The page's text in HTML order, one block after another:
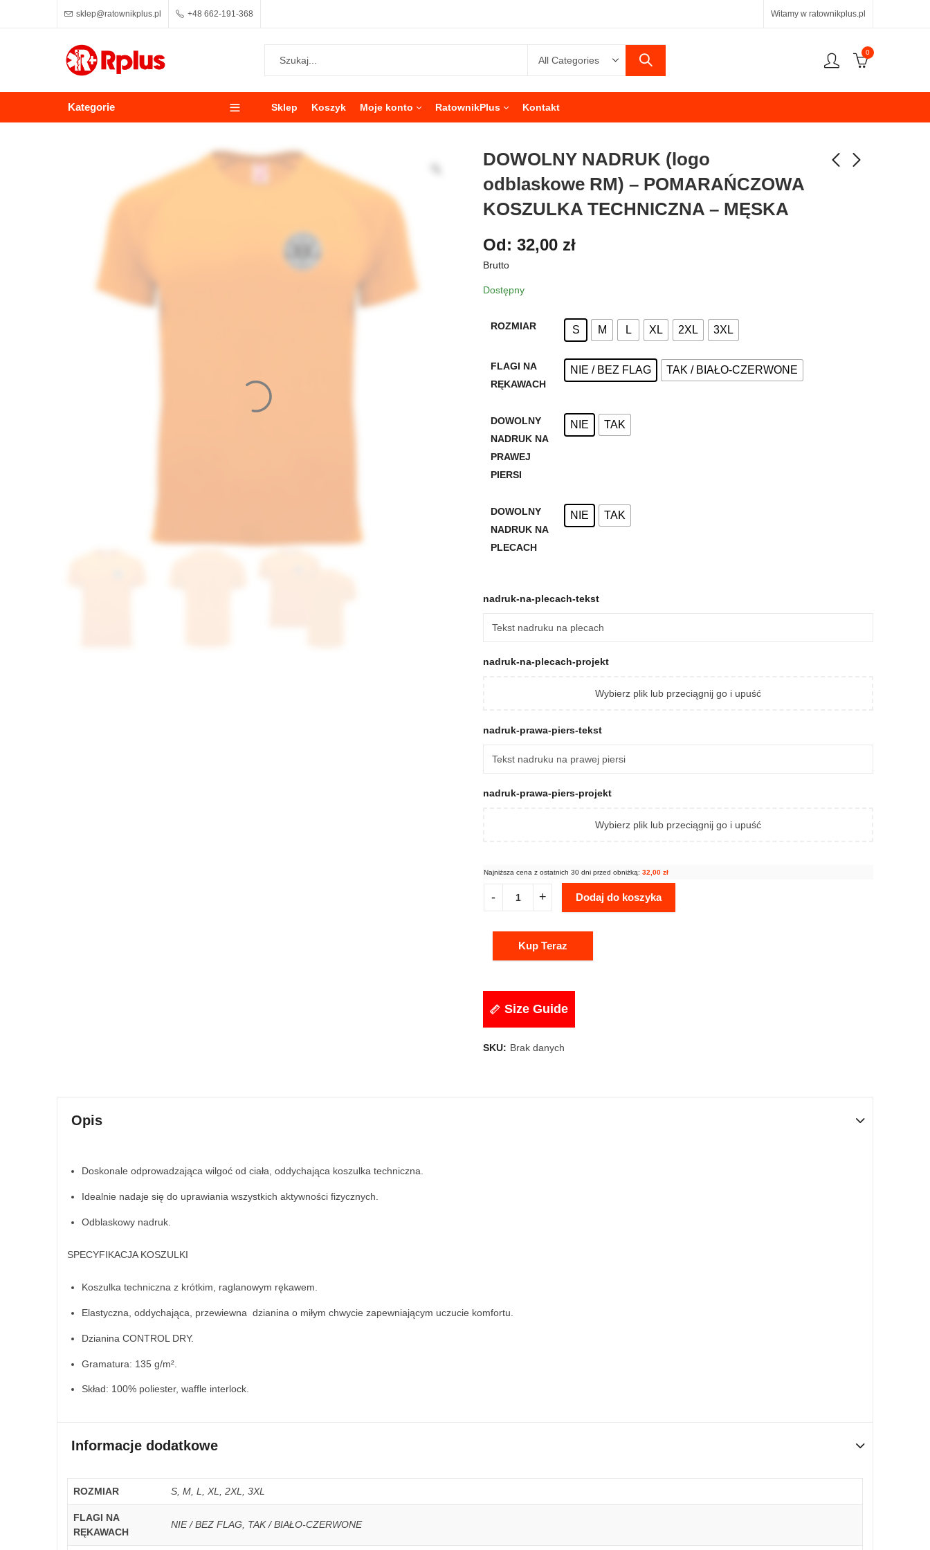
sklep@ratownikplus.pl +48 662-191-368 Witamy w ratownikplus.pl
0
Kategorie Sklep Koszyk Moje konto RatownikPlus Kontakt
DOWOLNY NADRUK (logo
odblaskowe RM) – POMARAŃCZOWA
KOSZULKA TECHNICZNA – MĘSKA
Od: 32,00 zł
Brutto
Dostępny
ROZMIAR S M L XL 2XL 3XL
FLAGI NA
RĘKAWACH
NIE / BEZ FLAG TAK / BIAŁO-CZERWONE
DOWOLNY
NADRUK NA
PRAWEJ
PIERSI
NIE TAK
DOWOLNY
NADRUK NA
PLECACH
NIE TAK
nadruk-na-plecach-tekst
nadruk-na-plecach-projekt
Wybierz plik lub przeciągnij go i upuść
nadruk-prawa-piers-tekst
nadruk-prawa-piers-projekt
Wybierz plik lub przeciągnij go i upuść
Najniższa cena z ostatnich 30 dni przed obniżką: 32,00 zł
Dodaj do koszyka
Kup Teraz
Size Guide
SKU: Brak danych
Opis
Doskonale odprowadzająca wilgoć od ciała, oddychająca koszulka techniczna.
Idealnie nadaje się do uprawiania wszystkich aktywności fizycznych.
Odblaskowy nadruk.
SPECYFIKACJA KOSZULKI
Koszulka techniczna z krótkim, raglanowym rękawem.
Elastyczna, oddychająca, przewiewna dzianina o miłym chwycie zapewniającym uczucie komfortu.
Dzianina CONTROL DRY.
Gramatura: 135 g/m².
Skład: 100% poliester, waffle interlock.
Informacje dodatkowe
ROZMIAR S, M, L, XL, 2XL, 3XL
FLAGI NA
RĘKAWACH
NIE / BEZ FLAG, TAK / BIAŁO-CZERWONE